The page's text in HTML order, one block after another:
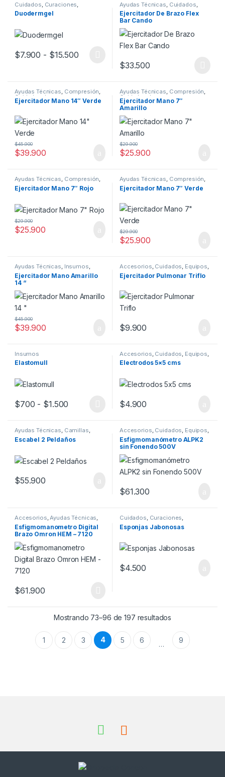
Cuidados Curaciones
Insumos ,Ortopedia
Duodermgel
$7.900 - $15.500Rango de precios: desde $7.900 hasta
Este producto tiene múltiples variantes. Las opciones se
Ayudas Técnicas Cuidados
Insumos ,Kinesiología Manos
Movilidad
Ejercitador De Brazo Flex
Bar Cando
$33.500
Este producto tiene múltiples
Ayudas Técnicas, Compresión,
Cuidados , Insumos
Kinesiología,Manos ,Movilidad,
Ejercitador Mano 14″ Verde
$39.900
$45.900
Ayudas Técnicas, Compresión,
Cuidados , Insumos
Kinesiología,Manos,
Ortopedia
Ejercitador Mano 7″
Amarillo
$25.900
$29.900
Ayudas Técnicas, Compresión,
Cuidados , Insumos
Kinesiología,Manos, Movilidad
Ejercitador Mano 7″ Rojo
$25.900
$29.900
Ayudas Técnicas, Compresión,
Cuidados , Insumos
Kinesiología,Manos, Movilidad
Ejercitador Mano 7″ Verde
$25.900
$29.900
Ayudas Técnicas, Insumos,
Kinesiología ,Manos , Movilidad
Ortopedia,Rehabilitación
Ejercitador Mano Amarillo
14 “
$39.900
$45.900
Accesorios, Cuidados, Equipos,
Insumos ,Kinesiología,
Rehabilitación
Ejercitador Pulmonar Triflo
$9.900
Insumos
Elastomull
$700 - $1.500 Rango de precios: desde $700 hasta
Este producto tiene múltiples variantes. Las opciones se
Accesorios Cuidados Equipos
Insumos , Kinesiología,
Movilidad,Rehabilitación
Electrodos 5×5 cms
$4.900
Ayudas Técnicas, Camillas,
Cuidados , Equipos,
Ortopedia, Rehabilitación
Escabel 2 Peldaños
$55.900
Accesorios, Cuidados, Equipos,
Insumos Ortopedia
Esfigmomanómetro ALPK2
sin Fonendo 500V
$61.300
Accesorios,Ayudas Técnicas,
Cuidados Equipos , Insumos
Rehabilitación
Esfigmomanometro Digital
Brazo Omron HEM – 7120
$61.900
Cuidados, Curaciones,
Insumos ,Ortopedia
Rehabilitación
Esponjas Jabonosas
$4.500
Mostrando 73–96 de 197 resultados
1 2 3 4 5 6 … 9